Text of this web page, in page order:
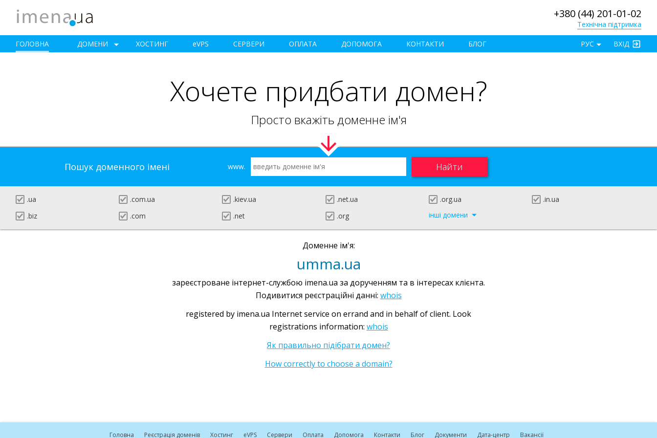
+380 (44) 201-01-02
Технічна підтримка
ГОЛОВНА ДОМЕНИ ХОСТИНГ eVPS СЕРВЕРИ ОПЛАТА ДОПОМОГА КОНТАКТИ БЛОГ ВХІД
РУС
Хочете придбати домен?
Просто вкажіть доменне ім'я
Пошук доменного імені www.
.ua .com.ua .kiev.ua .net.ua .org.ua
.in.ua
.biz
.com .net .org інші домени
Доменне ім'я:
umma.ua
зареєстроване інтернет-службою imena.ua за дорученням та в інтересах клієнта.
Подивитися реєстраційні данні: whois
registered by imena.ua Internet service on errand and in behalf of client. Look
registrations information: whois
Як правильно підібрати домен?
How correctly to choose a domain?
Головна Реєстрація доменів Хостинг eVPS Сервери Оплата Допомога Контакти Блог Документи Дата-центр Вакансії